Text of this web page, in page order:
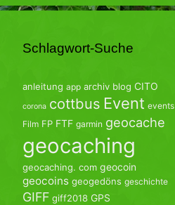
Schlagwort-Suche
anleitung app archiv blog CITO
corona cottbus Event events
Film FP FTF garmin geocache
geocaching
geocaching. com geocoin
geocoins geogedöns geschichte
GIFF giff2018 GPS